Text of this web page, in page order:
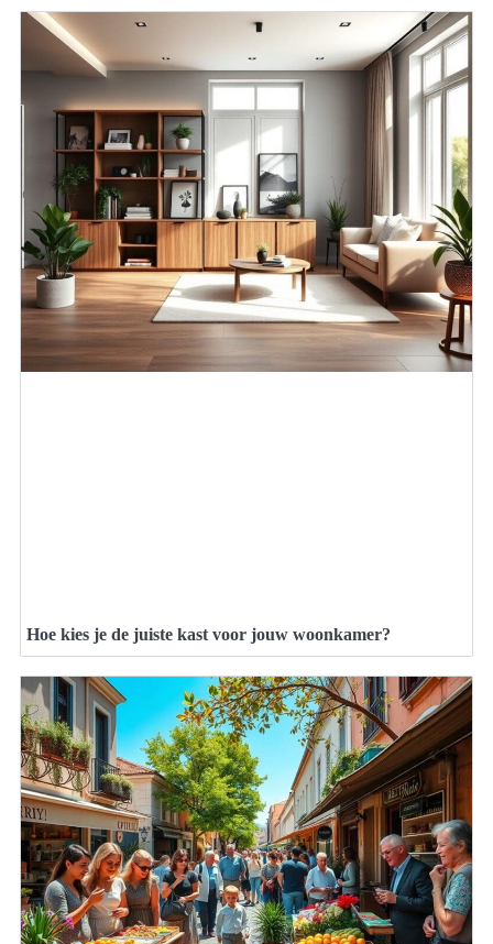
Hoe kies je de juiste kast voor jouw woonkamer?